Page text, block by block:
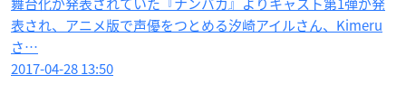
表され、アニメ版で声優をつとめる汐崎アイルさん、Kimeru
さ…
2017-04-28 13:50